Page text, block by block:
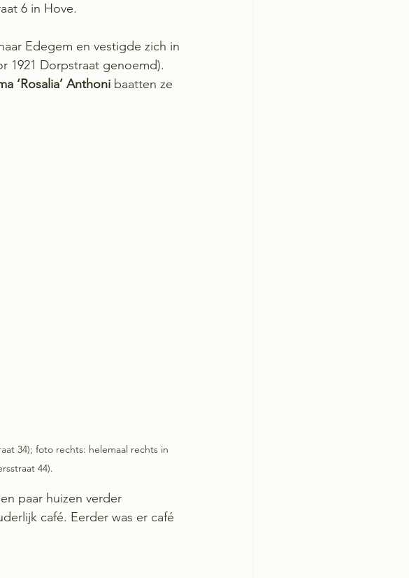
6 in Hove.
Edegem en vestigde zich in
1921 Dorpstraat genoemd).
‘Rosalia’ Anthoni baatten ze
34); foto rechts: helemaal rechts in
44).
paar huizen verder
café. Eerder was er café